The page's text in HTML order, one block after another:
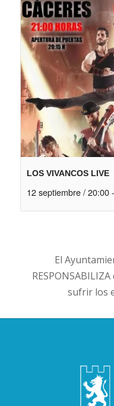
LOS VIVANCOS LIVE
12 septiembre / 20:00 -
El
sufrir los